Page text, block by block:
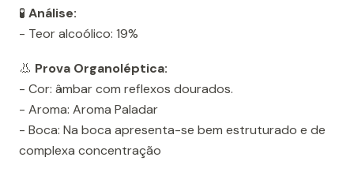
🧪 Análise:
- Teor alcoólico: 19%
👃 Prova Organoléptica:
- Cor: âmbar com reflexos dourados.
- Aroma: Aroma Paladar
- Boca: Na boca apresenta-se bem estruturado e de
complexa concentração